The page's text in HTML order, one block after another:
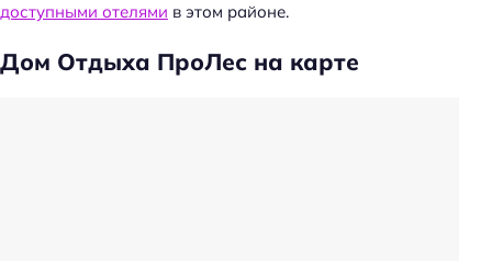
доступными отелями в этом районе.
Дом Отдыха ПроЛес на карте